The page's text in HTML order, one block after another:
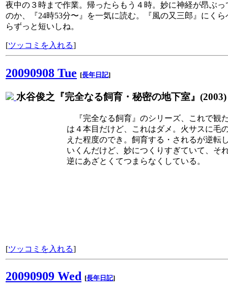
夜中の３時まで作業。帰ったらもう４時。妙に神経が昂ぶっ
のか、『24時53分〜』を一気に読む。『風の又三郎』にくら
らずっと短いしね。
[ツッコミを入れる]
20090908 Tue [長年日記]
水谷俊之『完全なる飼育・秘密の地下室』(2003)
『完全なる飼育』のシリーズ、これで観
は４本目だけど、これはダメ。火サスに毛
えた程度のでき。飼育する・されるが逆転
いくんだけど、妙につくりすぎていて、そ
逆にあざとくてつまらなくしている。
[ツッコミを入れる]
20090909 Wed [長年日記]